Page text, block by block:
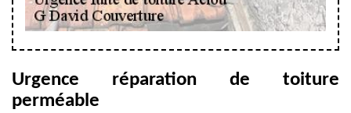
Urgence réparation de toiture
perméable